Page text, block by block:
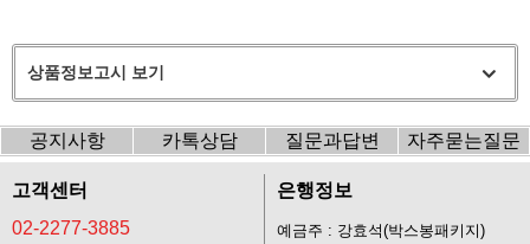
상품정보고시 보기
공지사항 카톡상담 질문과답변 자주묻는질문
고객센터
02-2277-3885
은행정보
예금주 : 강효석(박스봉패키지)